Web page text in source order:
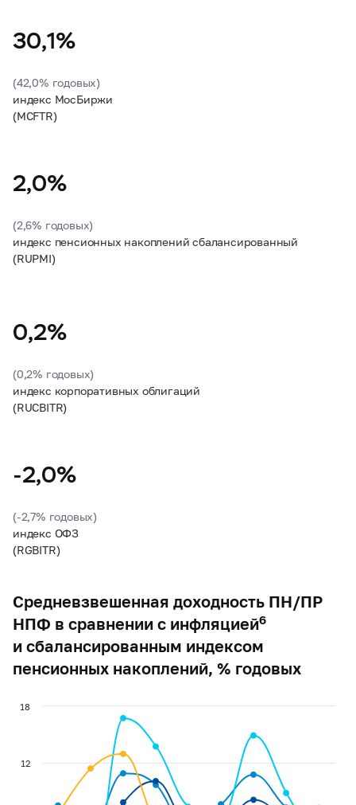
30,1%
(42,0% годовых)
индекс МосБиржи
(MCFTR)
2,0%
(2,6% годовых)
индекс пенсионных накоплений сбалансированный
(RUPMI)
0,2%
(0,2% годовых)
индекс корпоративных облигаций
(RUCBITR)
-2,0%
(-2,7% годовых)
индекс ОФЗ
(RGBITR)
Средневзвешенная доходность ПН/ПР
НПФ в сравнении с инфляцией6
и сбалансированным индексом
пенсионных накоплений, % годовых
12
18